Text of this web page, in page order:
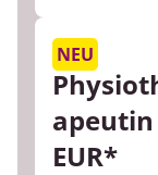
NEU
apeutin
EUR*